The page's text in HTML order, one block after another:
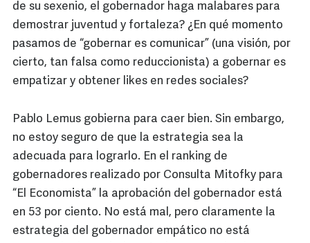
de su sexenio, el gobernador haga malabares para
demostrar juventud y fortaleza? ¿En qué momento
pasamos de “gobernar es comunicar” (una visión, por
cierto, tan falsa como reduccionista) a gobernar es
empatizar y obtener likes en redes sociales?
Pablo Lemus gobierna para caer bien. Sin embargo,
no estoy seguro de que la estrategia sea la
adecuada para lograrlo. En el ranking de
gobernadores realizado por Consulta Mitofky para
“El Economista” la aprobación del gobernador está
en 53 por ciento. No está mal, pero claramente la
estrategia del gobernador empático no está